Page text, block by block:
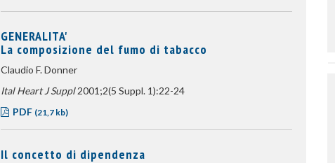
GENERALITA'
La composizione del fumo di tabacco
Claudio F. Donner
Ital Heart J Suppl2001;2(5 Suppl. 1):22-24
PDF (21,7 kb)
Il concetto di dipendenza